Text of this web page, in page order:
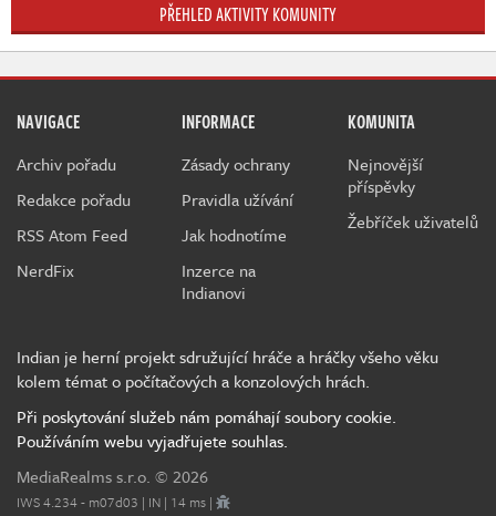
PŘEHLED AKTIVITY KOMUNITY
NAVIGACE
Archiv pořadu
Redakce pořadu
RSS Atom Feed
NerdFix
INFORMACE
Zásady ochrany
Pravidla užívání
Jak hodnotíme
Inzerce na
Indianovi
KOMUNITA
Nejnovější
příspěvky
Žebříček uživatelů
Indian je herní projekt sdružující hráče a hráčky všeho věku
kolem témat o počítačových a konzolových hrách.
Při poskytování služeb nám pomáhají soubory cookie.
Používáním webu vyjadřujete souhlas.
MediaRealms s.r.o. © 2026
IWS 4.234 - m07d03 | IN | 14 ms |